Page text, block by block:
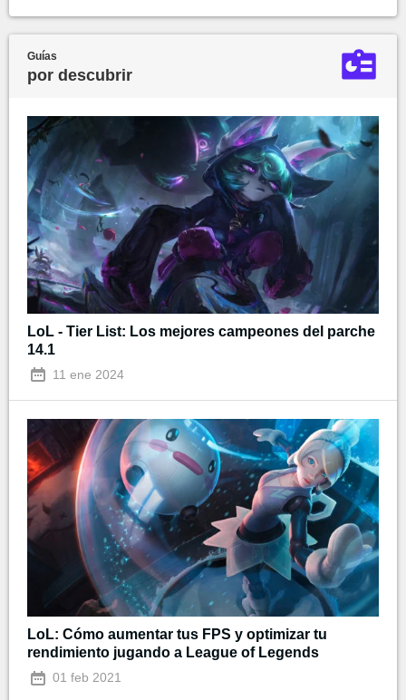
Guías
por descubrir
LoL - Tier List: Los mejores campeones del parche
14.1
11 ene 2024
LoL: Cómo aumentar tus FPS y optimizar tu
rendimiento jugando a League of Legends
01 feb 2021